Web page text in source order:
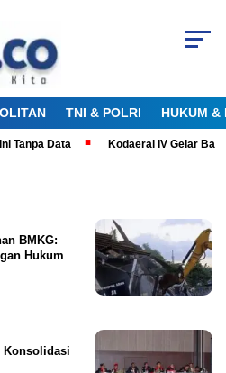
TNI & POLRI HUKUM &
Tanpa Data Kodaeral IV Gelar
BMKG:
Hukum
Konsolidasi